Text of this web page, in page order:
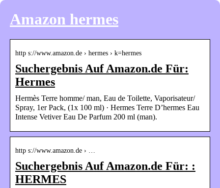
Amazon hermes
http s://www.amazon.de › hermes › k=hermes
Suchergebnis Auf Amazon.de Für:
Hermes
Hermès Terre homme/ man, Eau de Toilette, Vaporisateur/
Spray, 1er Pack, (1x 100 ml) · Hermes Terre D’hermes Eau
Intense Vetiver Eau De Parfum 200 ml (man).
http s://www.amazon.de › …
Suchergebnis Auf Amazon.de Für: :
HERMES